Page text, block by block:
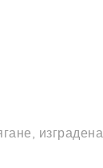
изградена